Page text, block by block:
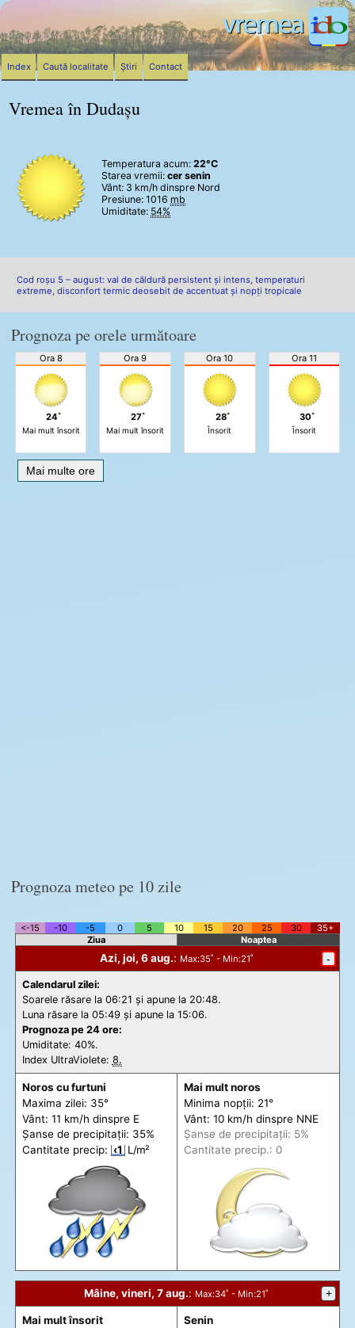
Vremea în Dudașu
Temperatura acum: 22°C
Starea vremii: cer senin
Vânt: 3 km/h dinspre Nord
Presiune: 1016 mb
Umiditate: 54%
Cod roșu 5 – august: val de căldură persistent și intens, temperaturi
extreme, disconfort termic deosebit de accentuat și nopți tropicale
Prognoza pe orele următoare
Ora 8
24˚
Mai mult însorit
Ora 9
27˚
Mai mult însorit
Ora 10
28˚
Însorit
Ora 11
30˚
Însorit
Mai multe ore
Prognoza meteo pe 10 zile
<-15 -10 -5 0 5 10 15 20 25 30
35+
Ziua
Noaptea
Azi, joi, 6 aug.: Max:35˚ - Min:21˚ -
Calendarul zilei:
Soarele răsare la 06:21 și apune la 20:48.
Luna răsare la 05:49 și apune la 15:06.
Prognoza pe 24 ore:
Umiditate: 40%.
Index UltraViolete: 8.
Noros cu furtuni
Maxima zilei: 35°
Vânt: 11 km/h dinspre E
Șanse de precipitații: 35%
Cantitate precip: ‹1 L/m²
Mai mult noros
Minima nopții: 21°
Vânt: 10 km/h dinspre NNE
Șanse de precipitații: 5%
Cantitate precip.: 0
Mâine, vineri, 7 aug.: Max:34˚ - Min:21˚ +
Mai mult însorit
Senin
Index Caută localitate Știri Contact